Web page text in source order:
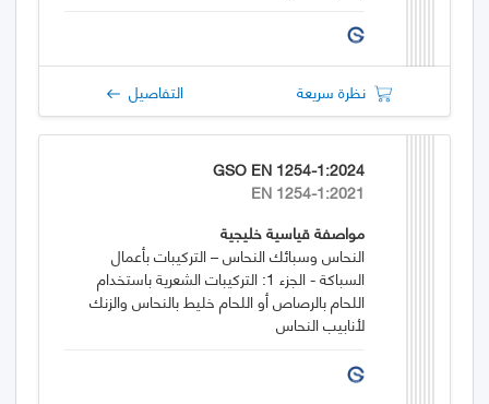
نظرة سريعة التفاصيل
GSO EN 1254-1:2024
EN 1254-1:2021
مواصفة قياسية خليجية
النحاس وسبائك النحاس – التركيبات بأعمال
السباكة - الجزء 1: التركيبات الشعرية باستخدام
اللحام بالرصاص أو اللحام خليط بالنحاس والزنك
لأنابيب النحاس